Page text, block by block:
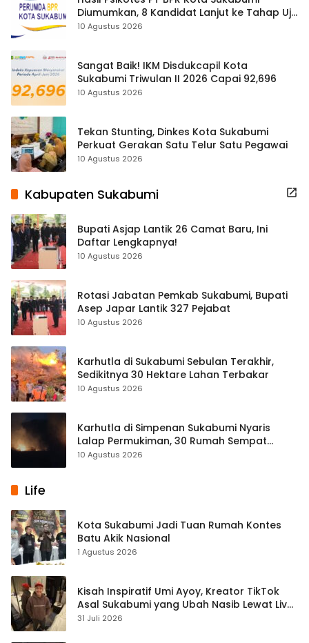
Diumumkan, 8 Kandidat Lanjut ke Tahap Uji
Kelayakan
10 Agustus 2026
Sangat Baik! IKM Disdukcapil Kota
Sukabumi Triwulan II 2026 Capai 92,696
10 Agustus 2026
Tekan Stunting, Dinkes Kota Sukabumi
Perkuat Gerakan Satu Telur Satu Pegawai
10 Agustus 2026
Kabupaten Sukabumi
Bupati Asjap Lantik 26 Camat Baru, Ini
Daftar Lengkapnya!
10 Agustus 2026
Rotasi Jabatan Pemkab Sukabumi, Bupati
Asep Japar Lantik 327 Pejabat
10 Agustus 2026
Karhutla di Sukabumi Sebulan Terakhir,
Sedikitnya 30 Hektare Lahan Terbakar
10 Agustus 2026
Karhutla di Simpenan Sukabumi Nyaris
Lalap Permukiman, 30 Rumah Sempat
Terancam
10 Agustus 2026
Life
Kota Sukabumi Jadi Tuan Rumah Kontes
Batu Akik Nasional
1 Agustus 2026
Kisah Inspiratif Umi Ayoy, Kreator TikTok
Asal Sukabumi yang Ubah Nasib Lewat Live
Streaming
31 Juli 2026